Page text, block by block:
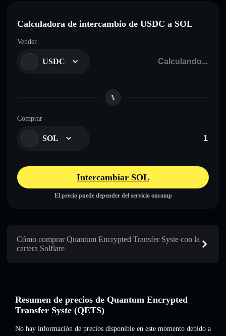
Calculadora de intercambio de USDC a SOL
Vender
USDC
Comprar
SOL
Intercambiar SOL
El precio puede depender del servicio onramp
Cómo comprar Quantum Encrypted Transfer Syste con la
cartera Solflare
Resumen de precios de Quantum Encrypted
Transfer Syste (QETS)
No hay información de precios disponible en este momento debido a